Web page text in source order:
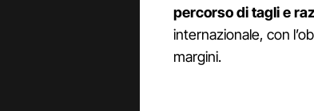
percorso di tagli e
internazionale, con
margini.